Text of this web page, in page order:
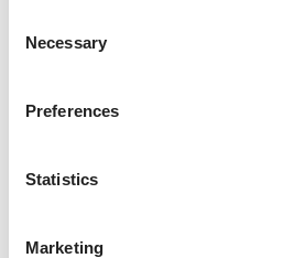
Selection
Necessary
Preferences
Statistics
Marketing